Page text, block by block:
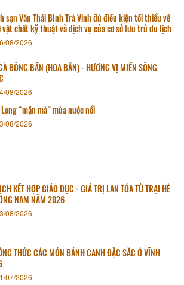
sạn Văn Thái Bình Trà Vinh đủ điều kiện tối thiểu về
vật chất kỹ thuật và dịch vụ của cơ sở lưu trú du lịch
08/2026
BÔNG BẦN (HOA BẦN) - HƯƠNG VỊ MIỀN SÔNG
08/2026
“mặn mà” mùa nước nổi
08/2026
KẾT HỢP GIÁO DỤC - GIÁ TRỊ LAN TỎA TỪ TRẠI HÈ
NAM NĂM 2026
08/2026
THỨC CÁC MÓN BÁNH CANH ĐẶC SẮC Ở VĨNH
07/2026